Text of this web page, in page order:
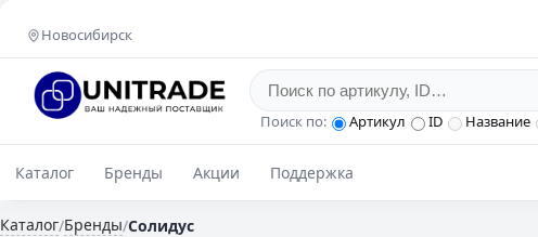
Новосибирск
Поиск по: Артикул ID Название
Каталог Бренды Акции Поддержка
Каталог/Бренды/Солидус